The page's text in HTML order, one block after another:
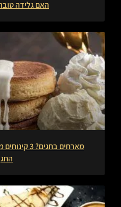
האם גלידה
מארחים
החג